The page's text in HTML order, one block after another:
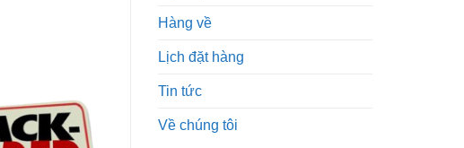
Hàng về
Lịch đặt hàng
Tin tức
Về chúng tôi